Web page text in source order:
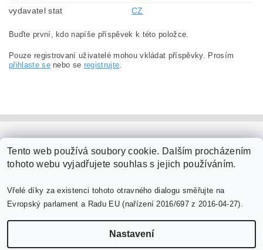
vydavatel stat
CZ
Buďte první, kdo napíše příspěvek k této položce.
Pouze registrovaní uživatelé mohou vkládat příspěvky. Prosím
přihlaste senebo se registrujte.
Tento web používá soubory cookie. Dalším procházením
tohoto webu vyjadřujete souhlas s jejich používáním.
Vřelé díky za existenci tohoto otravného dialogu směřujte na
Evropský parlament a Radu EU (nařízení 2016/697 z 2016-04-27).
Nastavení